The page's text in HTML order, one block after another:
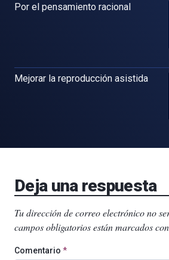
Por el pensamiento racional
Mejorar la reproducción asistida
Deja una respuesta
Tu dirección de correo electrónico no
campos obligatorios están marcados con
Comentario *